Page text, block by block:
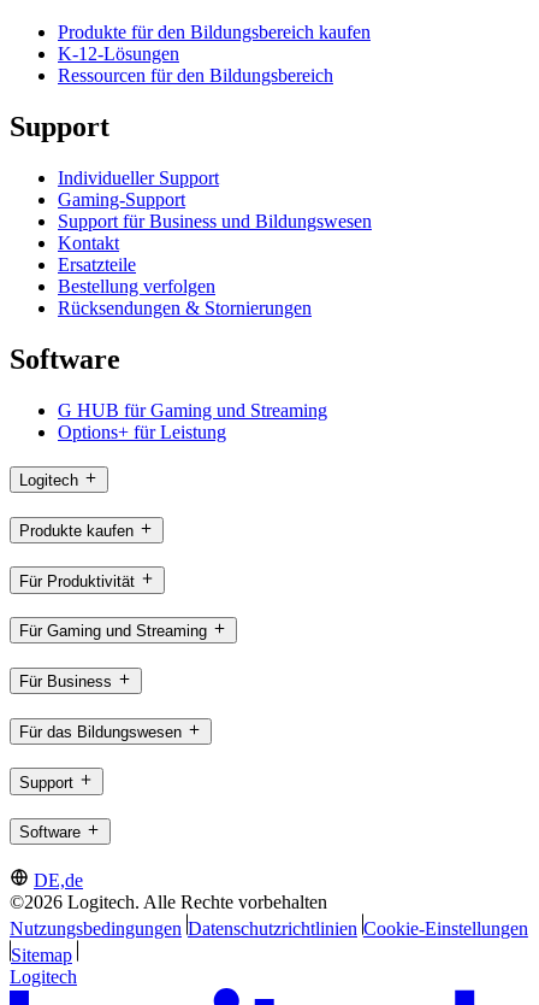
Produkte für den Bildungsbereich kaufen
K-12-Lösungen
Ressourcen für den Bildungsbereich
Support
Individueller Support
Gaming-Support
Support für Business und Bildungswesen
Kontakt
Ersatzteile
Bestellung verfolgen
Rücksendungen & Stornierungen
Software
G HUB für Gaming und Streaming
Options+ für Leistung
Logitech
Produkte kaufen
Für Produktivität
Für Gaming und Streaming
Für Business
Für das Bildungswesen
Support
Software
DE,de
©2026 Logitech. Alle Rechte vorbehalten
Nutzungsbedingungen Datenschutzrichtlinien Cookie-Einstellungen
Sitemap
Logitech